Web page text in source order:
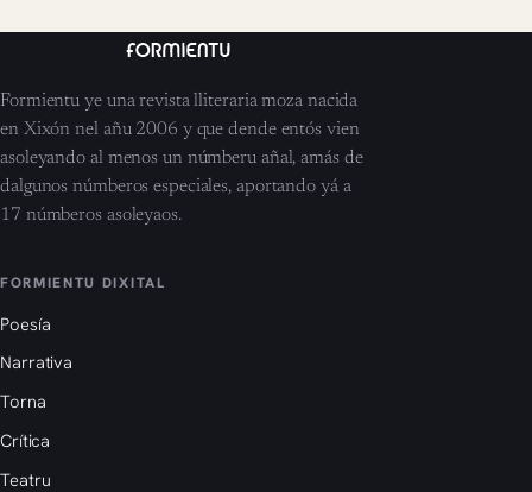
Formientu ye una revista lliteraria moza nacida
en Xixón nel añu 2006 y que dende entós vien
asoleyando al menos un númberu añal, amás de
dalgunos númberos especiales, aportando yá a
17 númberos asoleyaos.
FORMIENTU DIXITAL
Poesía
Narrativa
Torna
Crítica
Teatru